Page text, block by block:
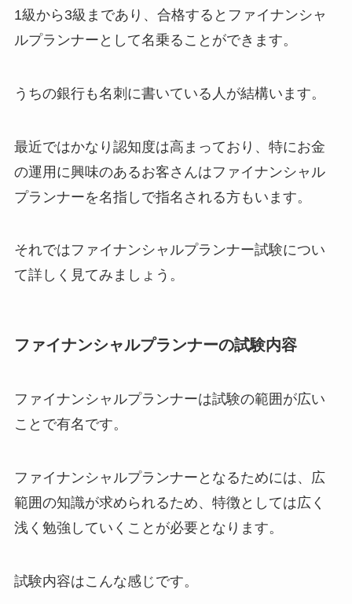
1級から3級まであり、合格するとファイナンシャ
ルプランナーとして名乗ることができます。
うちの銀行も名刺に書いている人が結構います。
最近ではかなり認知度は高まっており、特にお金
の運用に興味のあるお客さんはファイナンシャル
プランナーを名指しで指名される方もいます。
それではファイナンシャルプランナー試験につい
て詳しく見てみましょう。
ファイナンシャルプランナーの試験内容
ファイナンシャルプランナーは試験の範囲が広い
ことで有名です。
ファイナンシャルプランナーとなるためには、広
範囲の知識が求められるため、特徴としては広く
浅く勉強していくことが必要となります。
試験内容はこんな感じです。